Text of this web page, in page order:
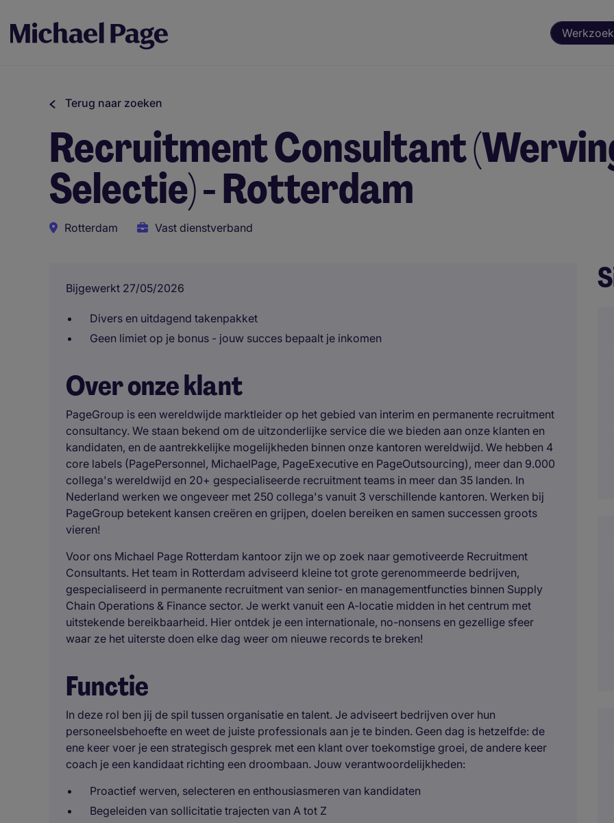
Terug naar zoeken
Recruitment Consultant
Selectie) - Rotterdam
Rotterdam Vast dienstverband
Bijgewerkt 27/05/2026
Divers en uitdagend takenpakket
Geen limiet op je bonus - jouw succes bepaalt je inkomen
Over onze klant
PageGroup is een wereldwijde marktleider op het gebied van interim en permanente recruitment
consultancy. We staan bekend om de uitzonderlijke service die we bieden aan onze klanten en
kandidaten, en de aantrekkelijke mogelijkheden binnen onze kantoren wereldwijd. We hebben 4
core labels (PagePersonnel, MichaelPage, PageExecutive en PageOutsourcing), meer dan 9.000
collega's wereldwijd en 20+ gespecialiseerde recruitment teams in meer dan 35 landen. In
Nederland werken we ongeveer met 250 collega's vanuit 3 verschillende kantoren. Werken bij
PageGroup betekent kansen creëren en grijpen, doelen bereiken en samen successen groots
vieren!
Voor ons Michael Page Rotterdam kantoor zijn we op zoek naar gemotiveerde Recruitment
Consultants. Het team in Rotterdam adviseerd kleine tot grote gerenommeerde bedrijven,
gespecialiseerd in permanente recruitment van senior- en managementfuncties binnen Supply
Chain Operations & Finance sector. Je werkt vanuit een A-locatie midden in het centrum met
uitstekende bereikbaarheid. Hier ontdek je een internationale, no-nonsens en gezellige sfeer
waar ze het uiterste doen elke dag weer om nieuwe records te breken!
Functie
In deze rol ben jij de spil tussen organisatie en talent. Je adviseert bedrijven over hun
personeelsbehoefte en weet de juiste professionals aan je te binden. Geen dag is hetzelfde: de
ene keer voer je een strategisch gesprek met een klant over toekomstige groei, de andere keer
coach je een kandidaat richting een droombaan. Jouw verantwoordelijkheden:
Proactief werven, selecteren en enthousiasmeren van kandidaten
Begeleiden van sollicitatie trajecten van A tot Z